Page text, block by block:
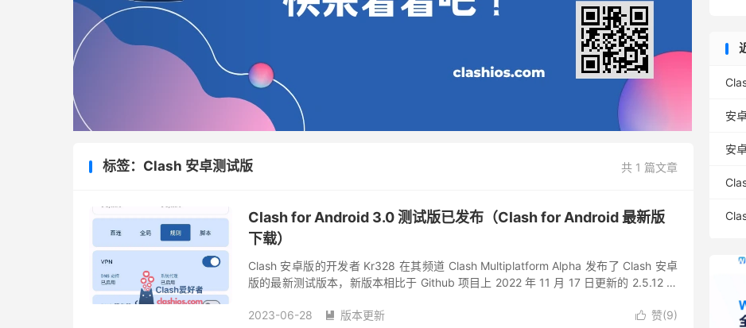
共 1 篇文章
标签：Clash 安卓测试版
Clash for Android 3.0 测试版已发布（Clash for Android 最新版
下载）
Clash 安卓版的开发者 Kr328 在其频道 Clash Multiplatform Alpha 发布了 Clash 安卓
版的最新测试版本，新版本相比于 Github 项目上 2022 年 11 月 17 日更新的 2.5.12 版
 赞(9)
2023-06-28  版本更新
安
安